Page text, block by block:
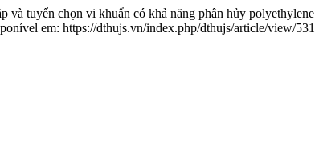
tuyển chọn vi khuẩn có khả năng phân hủy
em: https://dthujs.vn/index.php/dthujs/article/view/